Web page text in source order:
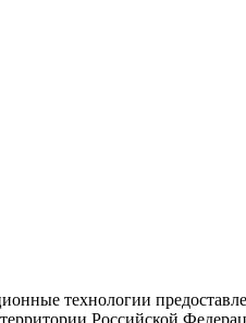
технологии
Российской